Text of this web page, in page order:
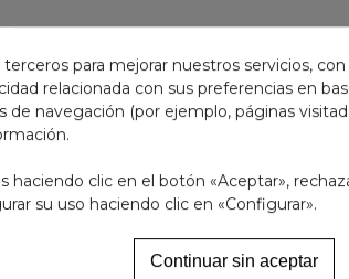
para mejorar nuestros servicios,
relacionada con sus preferencias en
de navegación (por ejemplo, páginas
haciendo clic en el botón «Aceptar»,
su uso haciendo clic en «Configurar».
Continuar sin aceptar